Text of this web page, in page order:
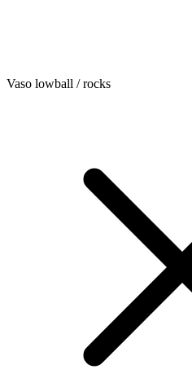
Vaso lowball / rocks